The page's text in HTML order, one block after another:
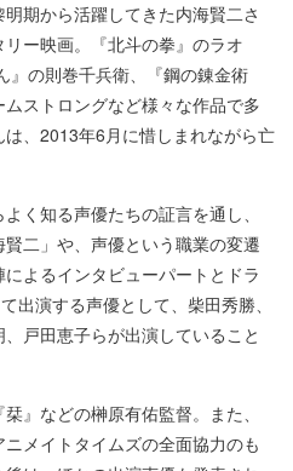
期から活躍してきた内海賢二さ
ー映画。『北斗の拳』のラオ
』の則巻千兵衛、『鋼の錬金術
ストロングなど様々な作品で多
、2013年6月に惜しまれながら亡
く知る声優たちの証言を通し、
二」や、声優という職業の変遷
よるインタビューパートとドラ
出演する声優として、柴田秀勝、
戸田恵子らが出演していること
』などの榊原有佑監督。また、
メイトタイムズの全面協力のも